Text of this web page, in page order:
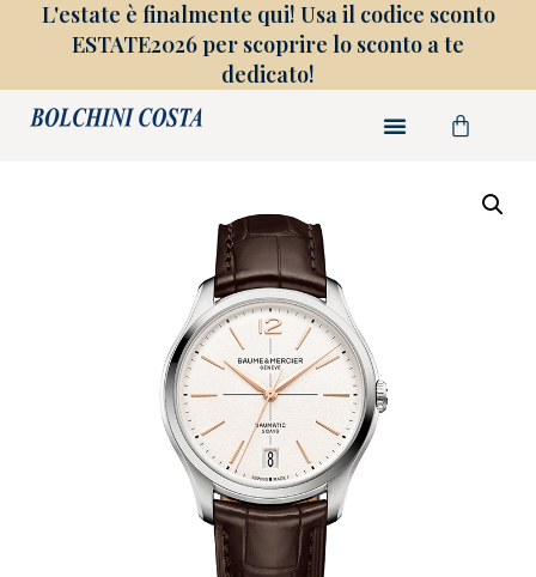
L'estate è finalmente qui! Usa il codice sconto
ESTATE2026 per scoprire lo sconto a te
dedicato!